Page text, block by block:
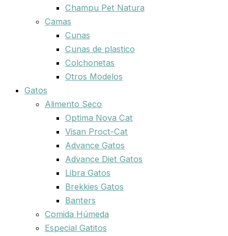
Champu Pet Natura
Camas
Cunas
Cunas de plastico
Colchonetas
Otros Modelos
Gatos
Alimento Seco
Optima Nova Cat
Visan Proct-Cat
Advance Gatos
Advance Diet Gatos
Libra Gatos
Brekkies Gatos
Banters
Comida Húmeda
Especial Gatitos